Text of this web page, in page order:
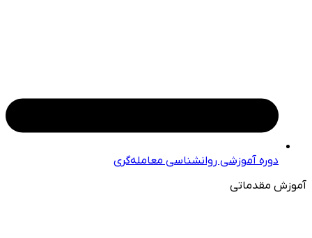
دوره آموزشی روانشناسی معامله‌گری
آموزش مقدماتی